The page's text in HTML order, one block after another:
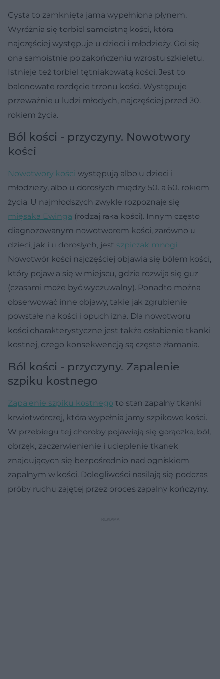
Cysta to zamknięta jama wypełniona płynem.
Wyróżnia się torbiel samoistną kości, która
najczęściej występuje u dzieci i młodzieży. Goi się
ona samoistnie po zakończeniu wzrostu szkieletu.
Istnieje też torbiel tętniakowatą kości. Jest to
balonowate rozdęcie trzonu kości. Występuje
przeważnie u ludzi młodych, najczęściej przed 30.
rokiem życia.
Ból kości - przyczyny. Nowotwory
kości
Nowotwory kości występują albo u dzieci i
młodzieży, albo u dorosłych między 50. a 60. rokiem
życia. U najmłodszych zwykle rozpoznaje się
mięsaka Ewinga (rodzaj raka kości). Innym często
diagnozowanym nowotworem kości, zarówno u
dzieci, jak i u dorosłych, jest szpiczak mnogi.
Nowotwór kości najczęściej objawia się bólem kości,
który pojawia się w miejscu, gdzie rozwija się guz
(czasami może być wyczuwalny). Ponadto można
obserwować inne objawy, takie jak zgrubienie
powstałe na kości i opuchlizna. Dla nowotworu
kości charakterystyczne jest także osłabienie tkanki
kostnej, czego konsekwencją są częste złamania.
Ból kości - przyczyny. Zapalenie
szpiku kostnego
Zapalenie szpiku kostnego to stan zapalny tkanki
krwiotwórczej, która wypełnia jamy szpikowe kości.
W przebiegu tej choroby pojawiają się gorączka, ból,
obrzęk, zaczerwienienie i ucieplenie tkanek
znajdujących się bezpośrednio nad ogniskiem
zapalnym w kości. Dolegliwości nasilają się podczas
próby ruchu zajętej przez proces zapalny kończyny.